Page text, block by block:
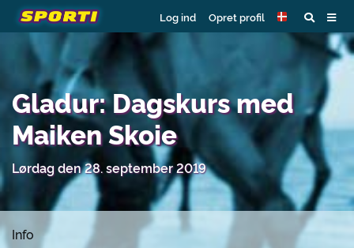
Log ind Opret profil
Gladur: Dagskurs med
Maiken Skoie
Lørdag den 28. september 2019
Info